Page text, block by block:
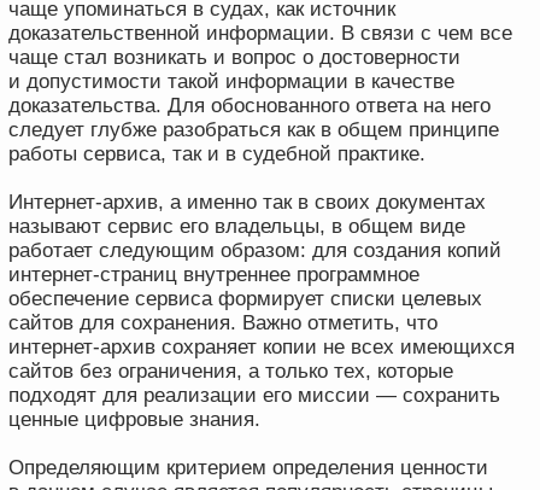
Определяющим критерием определения ценности
в данном случае является популярность страницы,
то есть ее посещаемость пользователями сети
интернет. То есть если на сайт приходит много
пользователей, для Интернет-архива это показатель
того, что на сайте есть что-то «значимое» для таких
пользователей и эта информация должна быть
архивирована.
Для определения популярности используются
рейтинги, например, Alexa Rank
(https://www.iseo.ru/glossary/alexa-rank). И чем выше
место сайта в этом рейтинге — тем чаще происходит
«архивирование» его страниц. То есть наиболее
популярные сайты (страницы сайтов) архивируются
ежедневно или даже чаще. Сайты, имеющие
небольшое количество посещений, могут иметь
только одну копию в архиве, либо вообще не попасть
Вместе с тем, в том числе для таких «непопулярных»
сайтов, есть возможность создания копии страницы
«в ручном режиме», по запросу пользователя. Такая
копия страницы ничем не отличается от созданной